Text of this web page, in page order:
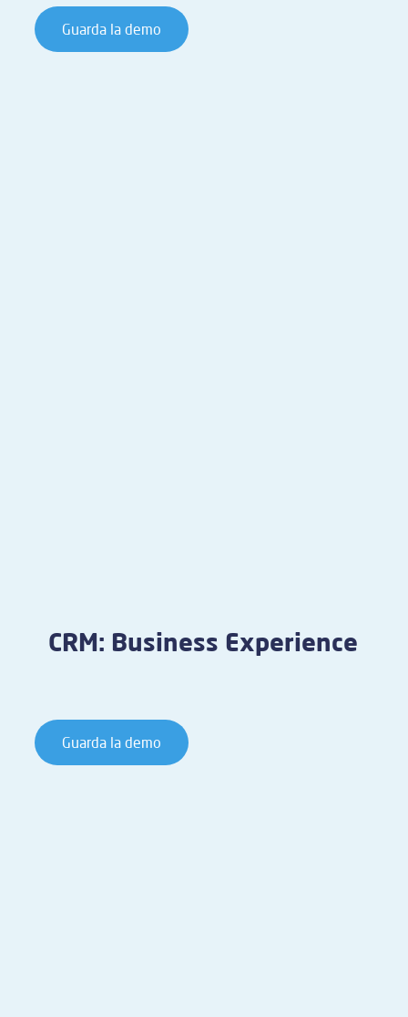
Guarda la demo
CRM: Business Experience
Guarda la demo